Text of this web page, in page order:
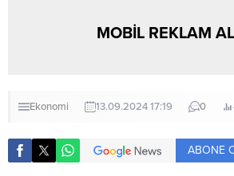
MOBİL REKLAM
Ekonomi 13.09.2024 17:19 0
ABONE